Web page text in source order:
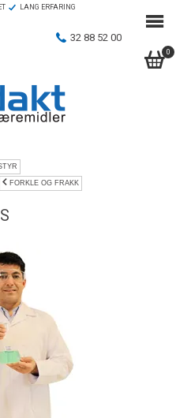
0
LANG ERFARING
32 88 52 00
FORKLE OG FRAKK